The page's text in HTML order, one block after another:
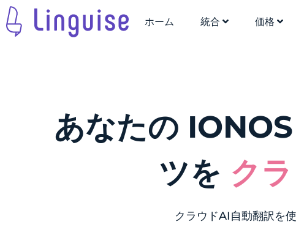
ホーム 統合 価格
あなたの
ツを ク
クラウドAI自動翻訳を